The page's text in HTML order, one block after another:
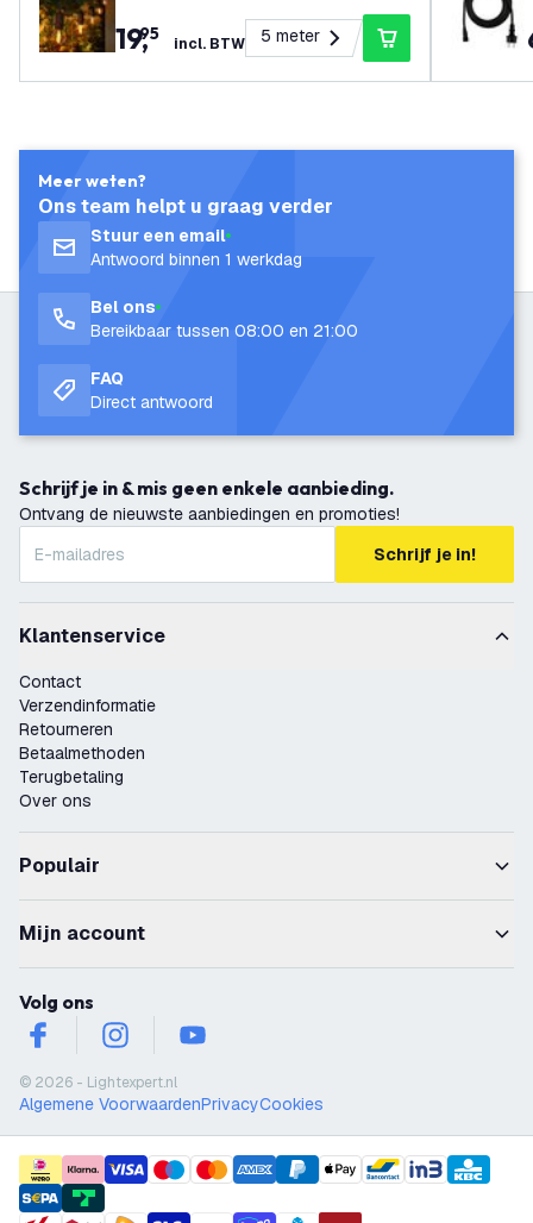
IP65 - Koppelbaar - E27 Fittingen
19,
95 incl. BTW 5 meter
Meer weten?
Ons team helpt u graag verder
Stuur een email
Antwoord binnen 1 werkdag
Bel ons
Bereikbaar tussen 08:00 en 21:00
FAQ
Direct antwoord
Schrijf je in & mis geen enkele aanbieding.
Ontvang de nieuwste aanbiedingen en promoties!
Schrijf je in!
Klantenservice
Contact
Verzendinformatie
Retourneren
Betaalmethoden
Terugbetaling
Over ons
Populair
Mijn account
Volg ons
facebookinstagramyoutube
© 2026 - Lightexpert.nl
Algemene VoorwaardenPrivacyCookies
payment methods